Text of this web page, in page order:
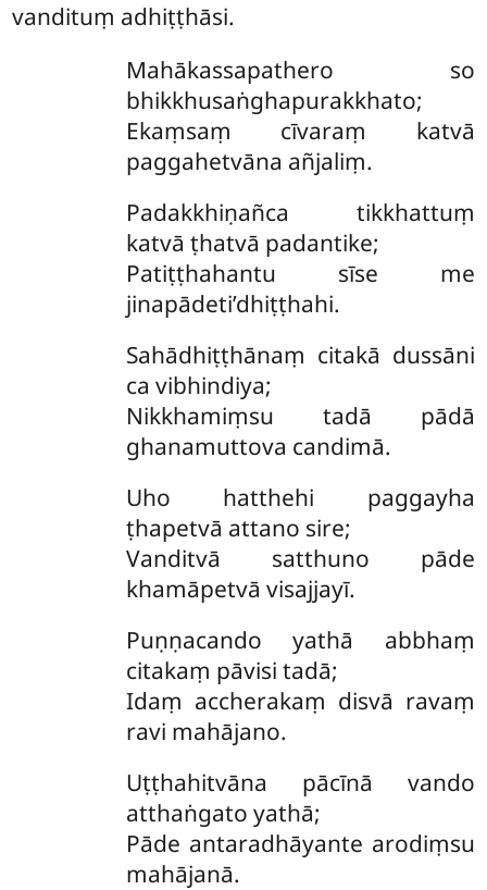
vandituṃ adhiṭṭhāsi.
Mahākassapathero so
bhikkhusaṅghapurakkhato;
Ekaṃsaṃ cīvaraṃ katvā
paggahetvāna añjaliṃ.
Padakkhiṇañca tikkhattuṃ
katvā ṭhatvā padantike;
Patiṭṭhahantu sīse me
jinapādeti’dhiṭṭhahi.
Sahādhiṭṭhānaṃ citakā dussāni
ca vibhindiya;
Nikkhamiṃsu tadā pādā
ghanamuttova candimā.
Uho hatthehi paggayha
ṭhapetvā attano sire;
Vanditvā satthuno pāde
khamāpetvā visajjayī.
Puṇṇacando yathā abbhaṃ
citakaṃ pāvisi tadā;
Idaṃ accherakaṃ disvā ravaṃ
ravi mahājano.
Uṭṭhahitvāna pācīnā vando
atthaṅgato yathā;
Pāde antaradhāyante arodiṃsu
mahājanā.